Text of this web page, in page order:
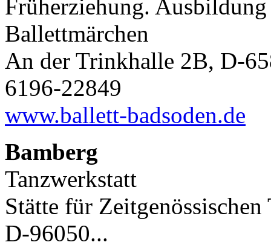
Früherziehung.
Ballettmärchen
An der Trinkhalle 2B, D-
6196-22849
www.ballett-badsoden.de
Bamberg
Tanzwerkstatt
Stätte für
D-96050...